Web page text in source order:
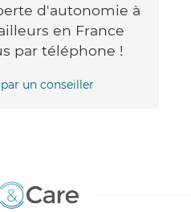
d'autonomie à
en France
par téléphone !
un conseiller